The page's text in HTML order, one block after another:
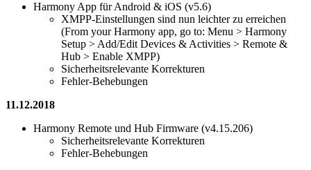
Harmony App für Android & iOS (v5.6)
XMPP-Einstellungen sind nun leichter zu erreichen
(From your Harmony app, go to: Menu > Harmony
Setup > Add/Edit Devices & Activities > Remote &
Hub > Enable XMPP)
Sicherheitsrelevante Korrekturen
Fehler-Behebungen
11.12.2018
Harmony Remote und Hub Firmware (v4.15.206)
Sicherheitsrelevante Korrekturen
Fehler-Behebungen